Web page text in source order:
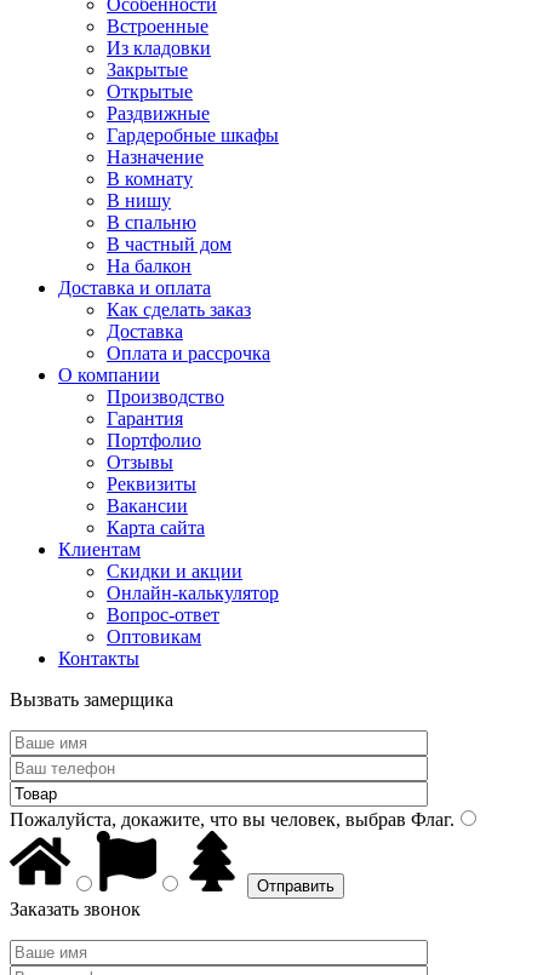
Особенности
Встроенные
Из кладовки
Закрытые
Открытые
Раздвижные
Гардеробные шкафы
Назначение
В комнату
В нишу
В спальню
В частный дом
На балкон
Доставка и оплата
Как сделать заказ
Доставка
Оплата и рассрочка
О компании
Производство
Гарантия
Портфолио
Отзывы
Реквизиты
Вакансии
Карта сайта
Клиентам
Скидки и акции
Онлайн-калькулятор
Вопрос-ответ
Оптовикам
Контакты
Вызвать замерщика
Пожалуйста, докажите, что вы человек, выбрав Флаг.
Заказать звонок